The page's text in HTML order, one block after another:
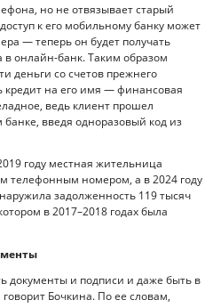
но не отвязывает старый
к его мобильному банку может
— теперь он будет получать
в онлайн-банк. Таким образом
деньги со счетов прежнего
на его имя — финансовая
ведь клиент прошел
введя одноразовый код из
году местная жительница
телефонным номером, а в 2024 году
задолженность 119 тысяч
в 2017–2018 годах была
документы и подписи и даже быть в
Бочкина. По ее словам,